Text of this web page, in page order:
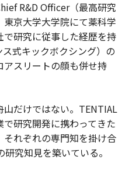
R&D Officer（最高研究
京大学大学院にて薬科学
研究に従事した経歴を持
式キックボクシング）の
スリートの顔も併せ持
だけではない。TENTIAL
研究開発に携わってきた
れぞれの専門知を掛け合
究知見を築いている。